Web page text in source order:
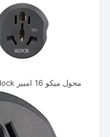
محول ميكو 16 امبير mk i lock